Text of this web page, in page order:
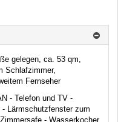
gelegen, ca. 53 qm,
Schlafzimmer,
Fernseher
- Telefon und TV -
Lärmschutzfenster zum
- Wasserkocher